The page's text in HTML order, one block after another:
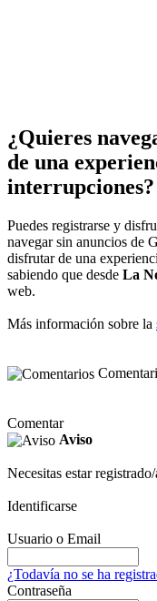
¿Quieres
de una
interrupciones?
Puedes registrarse y
navegar sin anuncios de
disfrutar de una
sabiendo que desde La
web.
Más información sobre la
Comentar
Aviso
Necesitas estar
Identificarse
Usuario o Email
¿Todavía no se ha
Contraseña